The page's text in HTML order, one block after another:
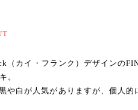
（カイ・フランク）デザインの
。
や白が人気がありますが、個人